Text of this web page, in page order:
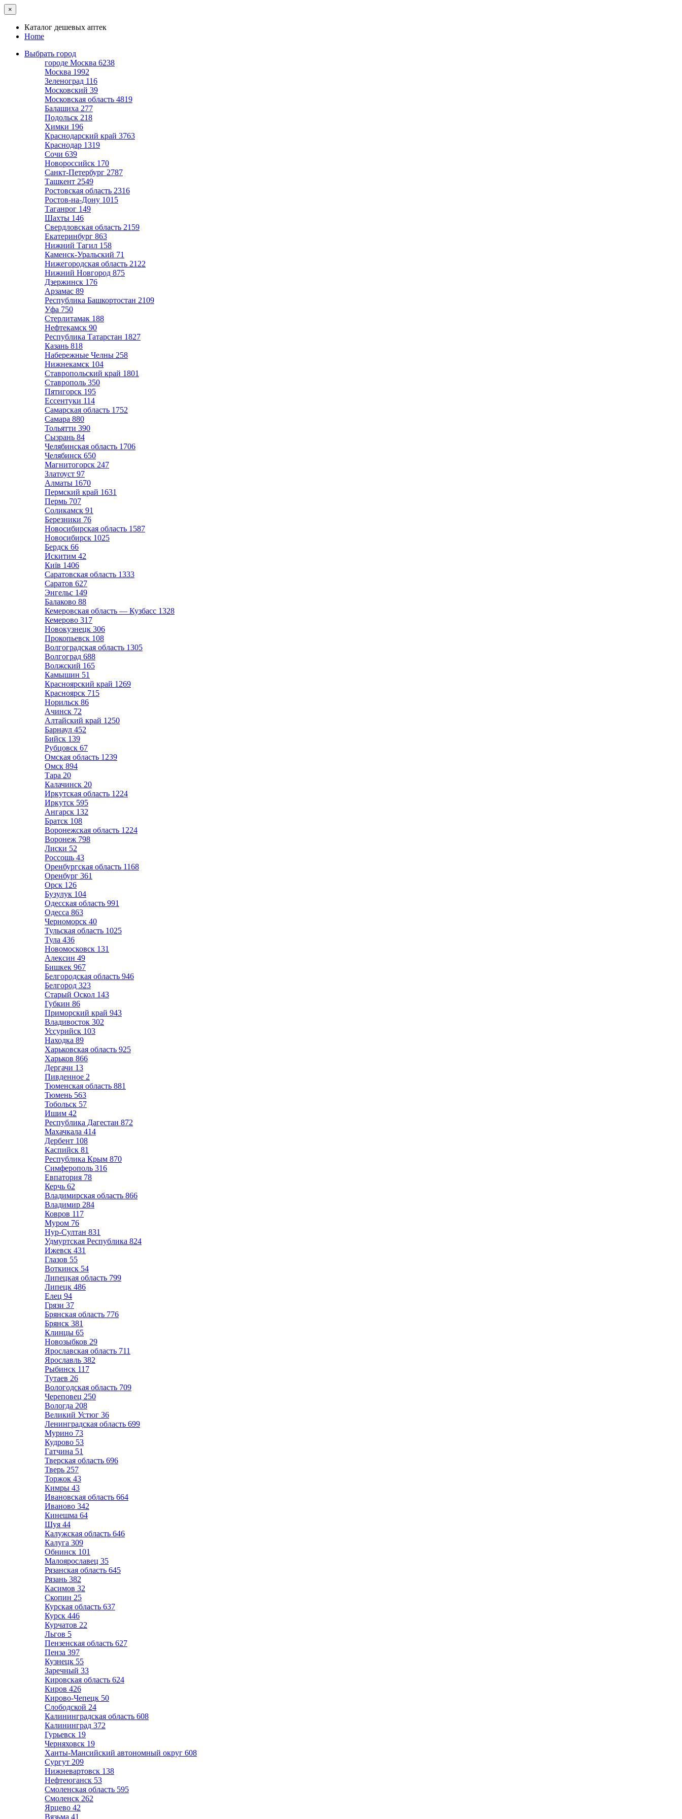
×
Каталог дешевых аптек
Home
Выбрать город
городе Москва 6238
Москва 1992
Зеленоград 116
Московский 39
Московская область 4819
Балашиха 277
Подольск 218
Химки 196
Краснодарский край 3763
Краснодар 1319
Сочи 639
Новороссийск 170
Санкт-Петербург 2787
Ташкент 2549
Ростовская область 2316
Ростов-на-Дону 1015
Таганрог 149
Шахты 146
Свердловская область 2159
Екатеринбург 863
Нижний Тагил 158
Каменск-Уральский 71
Нижегородская область 2122
Нижний Новгород 875
Дзержинск 176
Арзамас 89
Республика Башкортостан 2109
Уфа 750
Стерлитамак 188
Нефтекамск 90
Республика Татарстан 1827
Казань 818
Набережные Челны 258
Нижнекамск 104
Ставропольский край 1801
Ставрополь 350
Пятигорск 195
Ессентуки 114
Самарская область 1752
Самара 880
Тольятти 390
Сызрань 84
Челябинская область 1706
Челябинск 650
Магнитогорск 247
Златоуст 97
Алматы 1670
Пермский край 1631
Пермь 707
Соликамск 91
Березники 76
Новосибирская область 1587
Новосибирск 1025
Бердск 66
Искитим 42
Київ 1406
Саратовская область 1333
Саратов 627
Энгельс 149
Балаково 88
Кемеровская область — Кузбасс 1328
Кемерово 317
Новокузнецк 306
Прокопьевск 108
Волгоградская область 1305
Волгоград 688
Волжский 165
Камышин 51
Красноярский край 1269
Красноярск 715
Норильск 86
Ачинск 72
Алтайский край 1250
Барнаул 452
Бийск 139
Рубцовск 67
Омская область 1239
Омск 894
Тара 20
Калачинск 20
Иркутская область 1224
Иркутск 595
Ангарск 132
Братск 108
Воронежская область 1224
Воронеж 798
Лиски 52
Россошь 43
Оренбургская область 1168
Оренбург 361
Орск 126
Бузулук 104
Одесская область 991
Одесса 863
Черноморск 40
Тульская область 1025
Тула 436
Новомосковск 131
Алексин 49
Бишкек 967
Белгородская область 946
Белгород 323
Старый Оскол 143
Губкин 86
Приморский край 943
Владивосток 302
Уссурийск 103
Находка 89
Харьковская область 925
Харьков 866
Дергачи 13
Пивденное 2
Тюменская область 881
Тюмень 563
Тобольск 57
Ишим 42
Республика Дагестан 872
Махачкала 414
Дербент 108
Каспийск 81
Республика Крым 870
Симферополь 316
Евпатория 78
Керчь 62
Владимирская область 866
Владимир 284
Ковров 117
Муром 76
Нур-Султан 831
Удмуртская Республика 824
Ижевск 431
Глазов 55
Воткинск 54
Липецкая область 799
Липецк 486
Елец 94
Грязи 37
Брянская область 776
Брянск 381
Клинцы 65
Новозыбков 29
Ярославская область 711
Ярославль 382
Рыбинск 117
Тутаев 26
Вологодская область 709
Череповец 250
Вологда 208
Великий Устюг 36
Ленинградская область 699
Мурино 73
Кудрово 53
Гатчина 51
Тверская область 696
Тверь 257
Торжок 43
Кимры 43
Ивановская область 664
Иваново 342
Кинешма 64
Шуя 44
Калужская область 646
Калуга 309
Обнинск 101
Малоярославец 35
Рязанская область 645
Рязань 382
Касимов 32
Скопин 25
Курская область 637
Курск 446
Курчатов 22
Льгов 5
Пензенская область 627
Пенза 397
Кузнецк 55
Заречный 33
Кировская область 624
Киров 426
Кирово-Чепецк 50
Слободской 24
Калининградская область 608
Калининград 372
Гурьевск 19
Черняховск 19
Ханты-Мансийский автономный округ 608
Сургут 209
Нижневартовск 138
Нефтеюганск 53
Смоленская область 595
Смоленск 262
Ярцево 42
Вязьма 41